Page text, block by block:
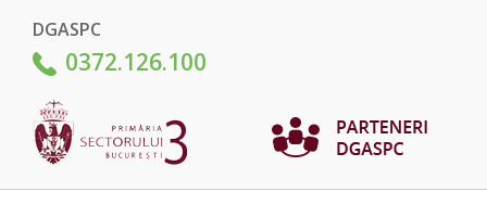
DGASPC
0372.126.100